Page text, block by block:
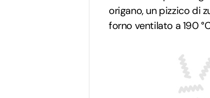
origano, un pizzico di
forno ventilato a 190